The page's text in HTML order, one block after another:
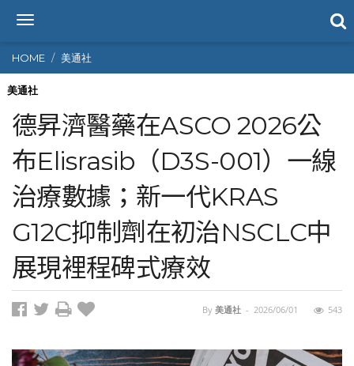
T
g
g
l
n
a
v
i
g
a
i
o
n
HOME 美通社
美通社
德昇濟醫藥在ASCO 2026公
布Elisrasib（D3S-001）一線
治療數據；新一代KRAS
G12C抑制劑在初治NSCLC中
展現裡程碑式療效
By 美通社 - 2026/06/01 543